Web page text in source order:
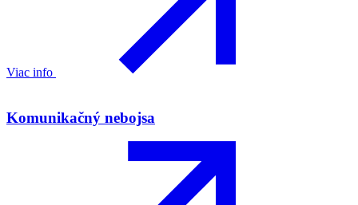
Viac info
Komunikačný nebojsa